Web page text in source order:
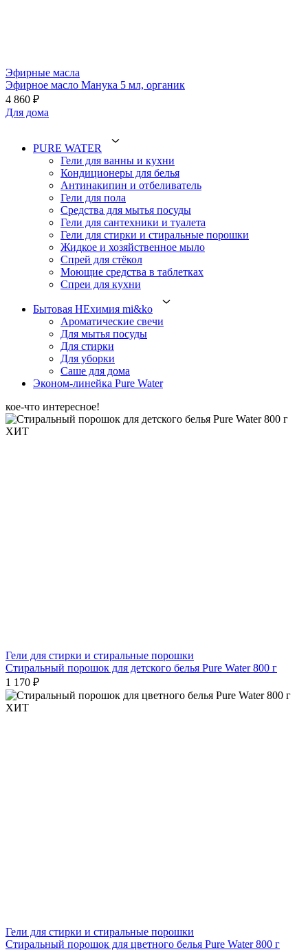
Эфирные масла
Эфирное масло Манука 5 мл, органик
4 860 ₽
Для дома
PURE WATER
Гели для ванны и кухни
Кондиционеры для белья
Антинакипин и отбеливатель
Гели для пола
Средства для мытья посуды
Гели для сантехники и туалета
Гели для стирки и стиральные порошки
Жидкое и хозяйственное мыло
Спрей для стёкол
Моющие средства в таблетках
Спреи для кухни
Бытовая НЕхимия mi&ko
Ароматические свечи
Для мытья посуды
Для стирки
Для уборки
Саше для дома
Эконом-линейка Pure Water
кое-что интересное!
ХИТ
Гели для стирки и стиральные порошки
Стиральный порошок для детского белья Pure Water 800 г
1 170 ₽
ХИТ
Гели для стирки и стиральные порошки
Стиральный порошок для цветного белья Pure Water 800 г